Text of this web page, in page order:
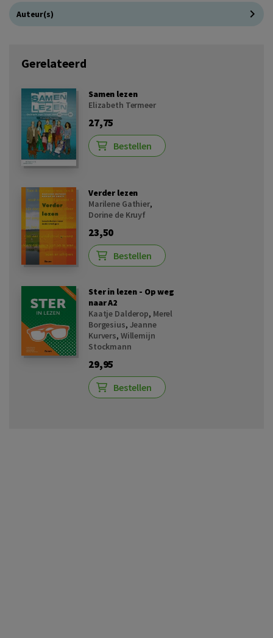
Auteur(s)
Gerelateerd
Samen lezen
Elizabeth Termeer
27,75
Bestellen
Verder lezen
Marilene Gathier,
Dorine de Kruyf
23,50
Bestellen
Ster in lezen - Op weg
naar A2
Kaatje Dalderop, Merel
Borgesius, Jeanne
Kurvers, Willemijn
Stockmann
29,95
Bestellen